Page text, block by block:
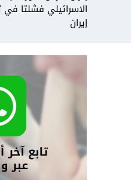
الاسرائيلي فشلتا
إيران